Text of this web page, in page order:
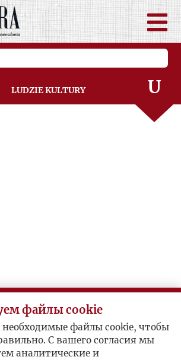
Ludzie Kultury
Ś
T
U
V
файлы cookie
файлы cookie, чтобы
С вашего согласия мы
аналитические и